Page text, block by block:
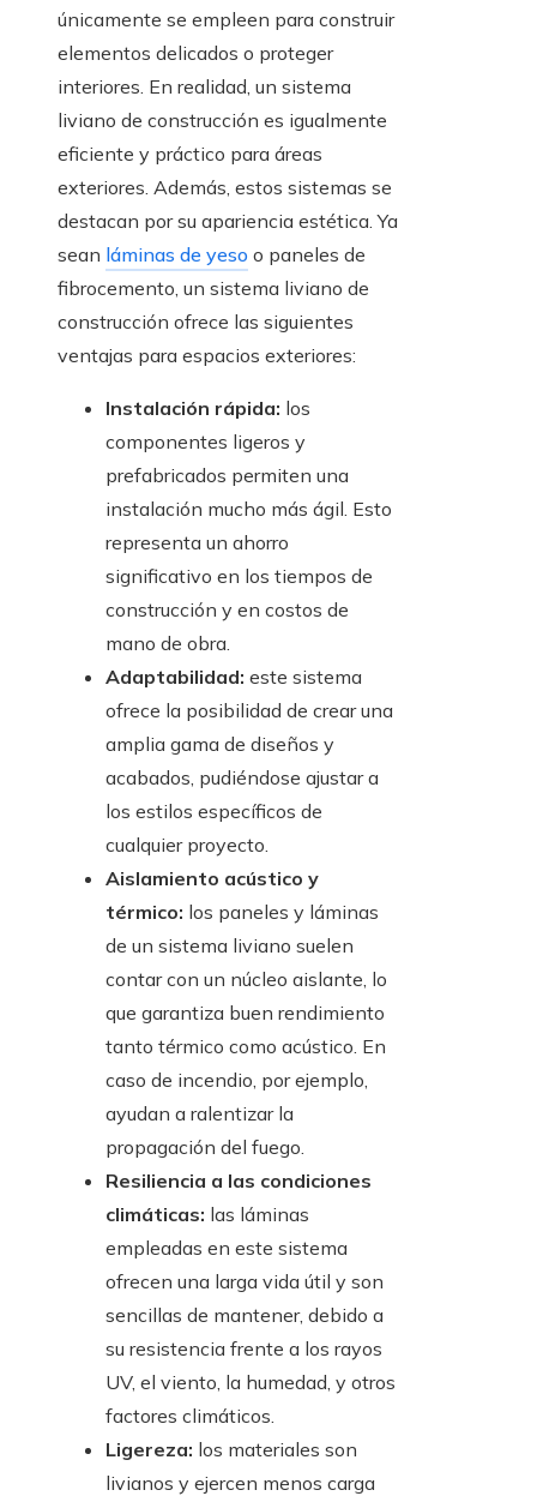
únicamente se empleen para construir
elementos delicados o proteger
interiores. En realidad, un sistema
liviano de construcción es igualmente
eficiente y práctico para áreas
exteriores. Además, estos sistemas se
destacan por su apariencia estética. Ya
sean láminas de yeso o paneles de
fibrocemento, un sistema liviano de
construcción ofrece las siguientes
ventajas para espacios exteriores:
Instalación rápida: los
componentes ligeros y
prefabricados permiten una
instalación mucho más ágil. Esto
representa un ahorro
significativo en los tiempos de
construcción y en costos de
mano de obra.
Adaptabilidad: este sistema
ofrece la posibilidad de crear una
amplia gama de diseños y
acabados, pudiéndose ajustar a
los estilos específicos de
cualquier proyecto.
Aislamiento acústico y
térmico: los paneles y láminas
de un sistema liviano suelen
contar con un núcleo aislante, lo
que garantiza buen rendimiento
tanto térmico como acústico. En
caso de incendio, por ejemplo,
ayudan a ralentizar la
propagación del fuego.
Resiliencia a las condiciones
climáticas: las láminas
empleadas en este sistema
ofrecen una larga vida útil y son
sencillas de mantener, debido a
su resistencia frente a los rayos
UV, el viento, la humedad, y otros
factores climáticos.
Ligereza: los materiales son
livianos y ejercen menos carga